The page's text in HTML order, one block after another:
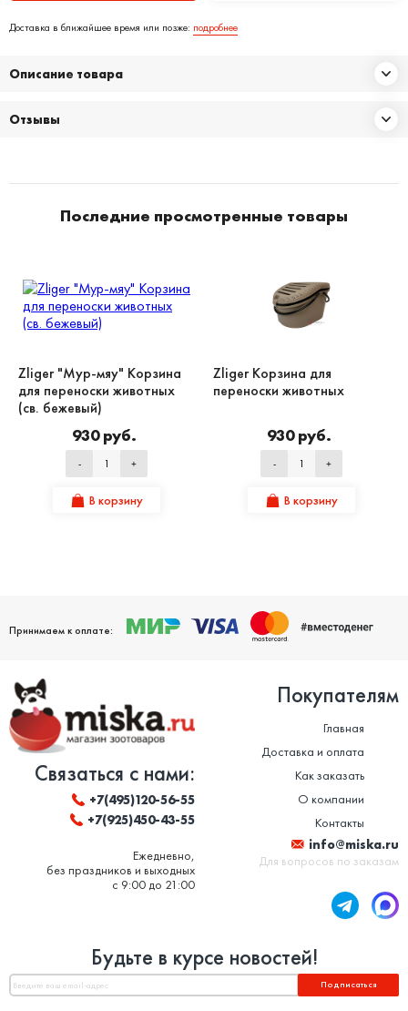
Доставка в ближайшее время или позже: подробнее
Описание товара
Отзывы
Последние просмотренные товары
Zliger "Мур-мяу" Корзина
для переноски животных
(св. бежевый)
930 руб.
- +
В корзину
Zliger Корзина для
переноски животных
930 руб.
- +
В корзину
Принимаем к оплате:
Связаться с нами:
+7(495)120-56-55
+7(925)450-43-55
Ежедневно,
без праздников и выходных
с 9:00 до 21:00
Покупателям
Главная
Доставка и оплата
Как заказать
О компании
Контакты
info@miska.ru
Для вопросов по заказам
Будьте в курсе новостей!
Подписаться